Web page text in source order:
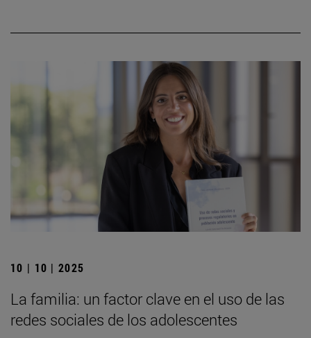
10 | 10 | 2025
La familia: un factor clave en el uso de las
redes sociales de los adolescentes